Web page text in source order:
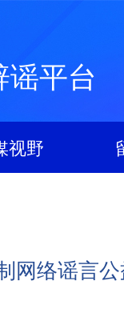
平台
视野
网络谣言